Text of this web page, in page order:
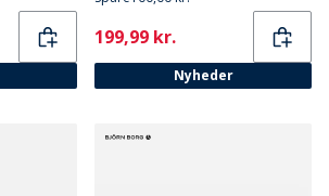
Current
199,99 kr.
Nyheder